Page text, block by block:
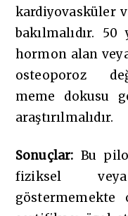
kardiyovasküler
bakılmalıdır.
hormon alan
osteoporoz
meme dokusu
araştırılmalıdır.
Sonuçlar: Bu
fiziksel
göstermemekte